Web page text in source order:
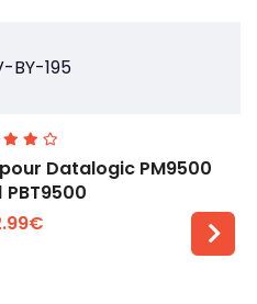
Datalogic PM9500
PBT9500